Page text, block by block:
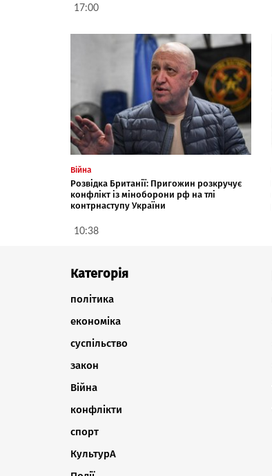
17:00
Війна
Розвідка Британії: Пригожин розкручує
конфлікт із міноборони рф на тлі
контрнаступу України
10:38
Категорія
політика
економіка
суспільство
закон
Війна
конфлікти
спорт
КультурА